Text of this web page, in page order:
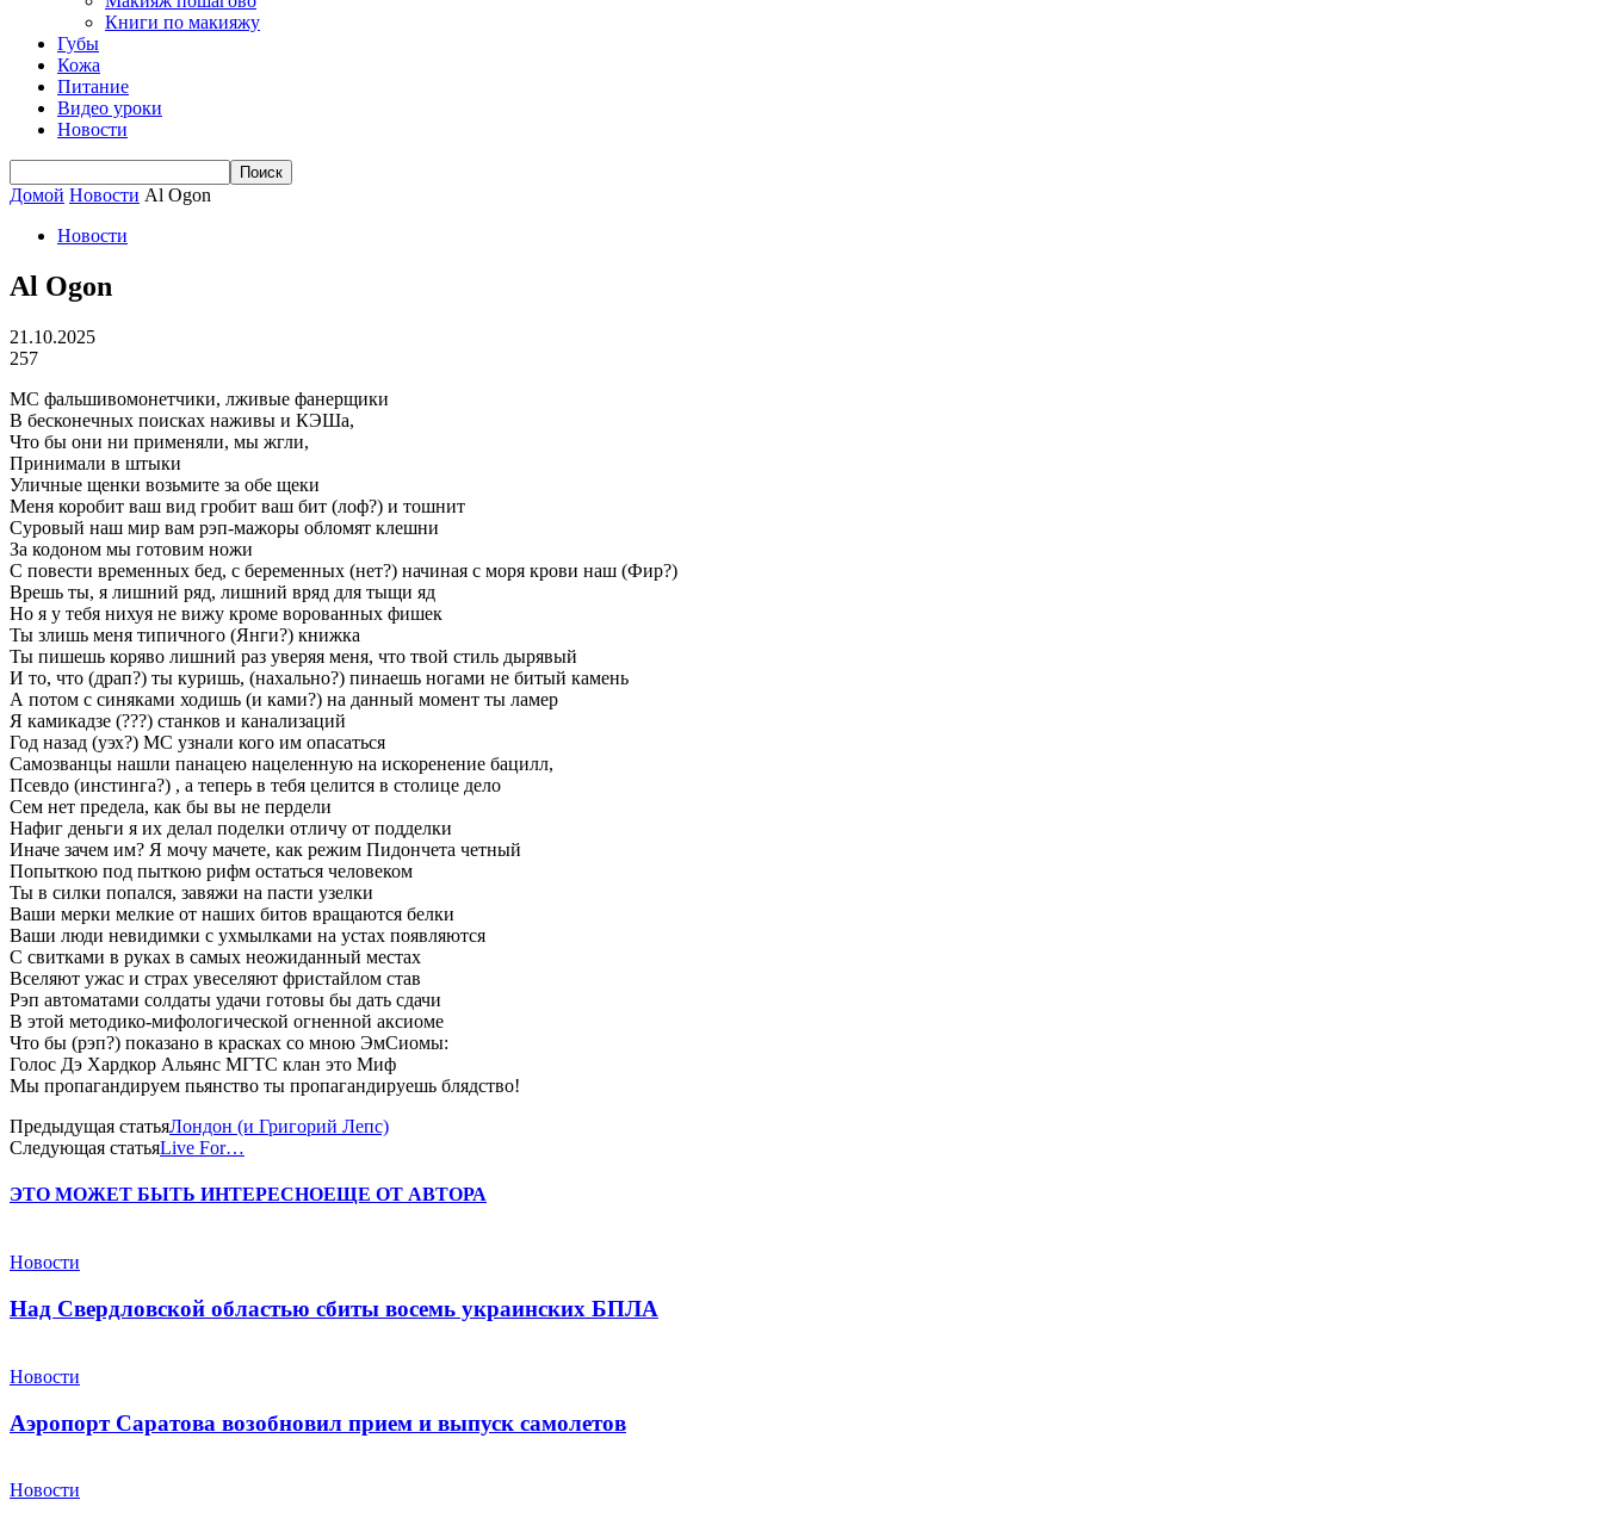
Книги по макияжу
Губы
Кожа
Питание
Видео уроки
Новости
Домой Новости Al Ogon
Новости
Al Ogon
21.10.2025
257
МС фальшивомонетчики, лживые фанерщики
В бесконечных поисках наживы и КЭШа,
Что бы они ни применяли, мы жгли,
Принимали в штыки
Уличные щенки возьмите за обе щеки
Меня коробит ваш вид гробит ваш бит (лоф?) и тошнит
Суровый наш мир вам рэп-мажоры обломят клешни
За кодоном мы готовим ножи
С повести временных бед, с беременных (нет?) начиная с моря крови наш (Фир?)
Врешь ты, я лишний ряд, лишний вряд для тыщи яд
Но я у тебя нихуя не вижу кроме ворованных фишек
Ты злишь меня типичного (Янги?) книжка
Ты пишешь коряво лишний раз уверяя меня, что твой стиль дырявый
И то, что (драп?) ты куришь, (нахально?) пинаешь ногами не битый камень
А потом с синяками ходишь (и ками?) на данный момент ты ламер
Я камикадзе (???) станков и канализаций
Год назад (уэх?) МС узнали кого им опасаться
Самозванцы нашли панацею нацеленную на искоренение бацилл,
Псевдо (инстинга?) , а теперь в тебя целится в столице дело
Сем нет предела, как бы вы не пердели
Нафиг деньги я их делал поделки отличу от подделки
Иначе зачем им? Я мочу мачете, как режим Пидончета четный
Попыткою под пыткою рифм остаться человеком
Ты в силки попался, завяжи на пасти узелки
Ваши мерки мелкие от наших битов вращаются белки
Ваши люди невидимки с ухмылками на устах появляются
С свитками в руках в самых неожиданный местах
Вселяют ужас и страх увеселяют фристайлом став
Рэп автоматами солдаты удачи готовы бы дать сдачи
В этой методико-мифологической огненной аксиоме
Что бы (рэп?) показано в красках со мною ЭмСиомы:
Голос Дэ Хардкор Альянс МГТС клан это Миф
Мы пропагандируем пьянство ты пропагандируешь блядство!
Предыдущая статьяЛондон (и Григорий Лепс)
Следующая статьяLive For…
ЭТО МОЖЕТ БЫТЬ ИНТЕРЕСНОЕЩЕ ОТ АВТОРА
Новости
Над Свердловской областью сбиты восемь украинских БПЛА
Новости
Аэропорт Саратова возобновил прием и выпуск самолетов
Новости